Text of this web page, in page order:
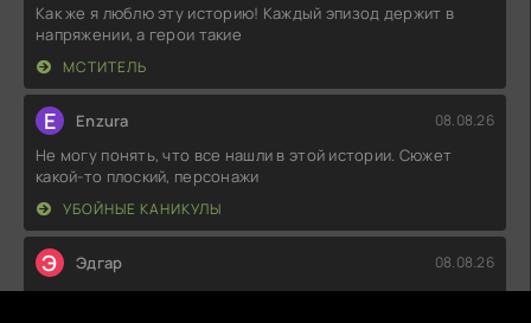
Как же я люблю эту историю! Каждый эпизод держит в
напряжении, а герои такие
МСТИТЕЛЬ
E Enzura 08.08.26
Не могу понять, что все нашли в этой истории. Сюжет
какой-то плоский, персонажи
УБОЙНЫЕ КАНИКУЛЫ
Э Эдгар 08.08.26
Что-то у меня не сложилось с этой историей. Поначалу